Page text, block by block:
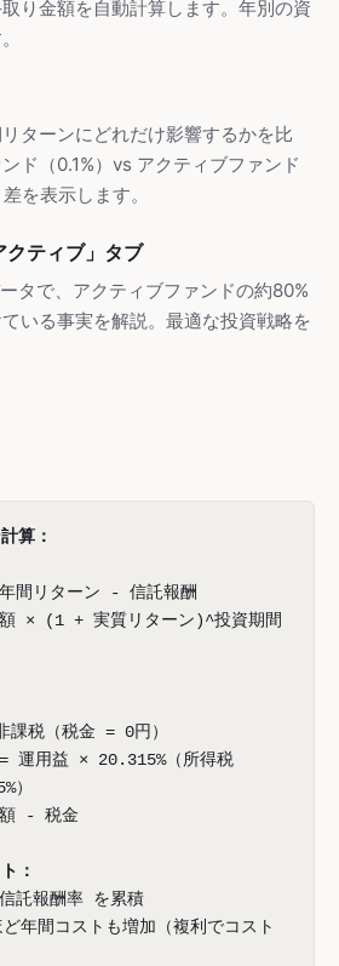
り金額を自動計算します。年別の資
ターンにどれだけ影響するかを比
ド（0.1%）vs アクティブファンド
を表示します。
クティブ」タブ
タで、アクティブファンドの約80%
いる事実を解説。最適な投資戦略を
算：
間リターン - 信託報酬
× (1 + 実質リターン)^投資期間
税（税金 = 0円）
運用益 × 20.315%（所得税
）
- 税金
：
託報酬率 を累積
年間コストも増加（複利でコスト